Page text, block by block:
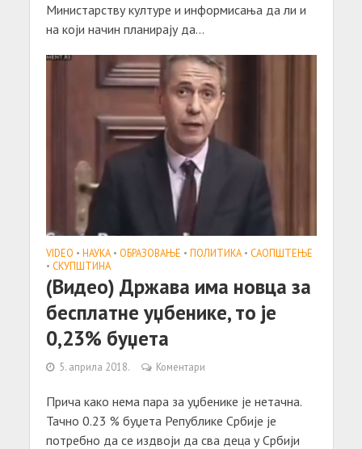
Министарству културе и информисања да ли и
на који начин планирају да...
VIDEO • НАУКА • ОБРАЗОВАЊЕ • ПОЛИТИКА • САОПШТЕЊE
• СКУПШТИНА
(Видео) Држава има новца за
бесплатне уџбенике, то је
0,23% буџета
5. априла 2018. Коментари
Прича како нема пара за уџбенике је нетачна.
Тачно 0.23 % буџета Републике Србије је
потребно да се издвоји да сва деца у Србији